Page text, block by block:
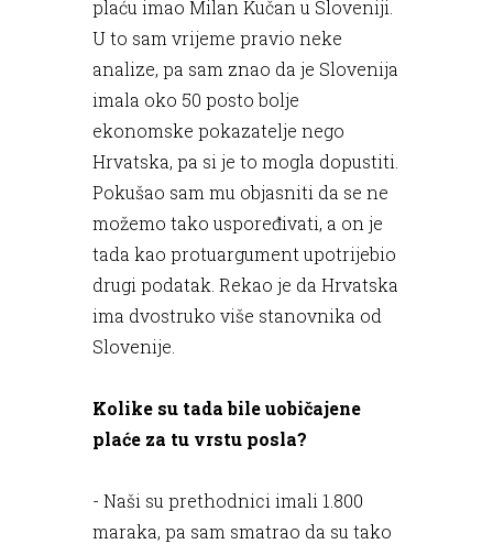
plaću imao Milan Kučan u Sloveniji.
U to sam vrijeme pravio neke
analize, pa sam znao da je Slovenija
imala oko 50 posto bolje
ekonomske pokazatelje nego
Hrvatska, pa si je to mogla dopustiti.
Pokušao sam mu objasniti da se ne
možemo tako uspoređivati, a on je
tada kao protuargument upotrijebio
drugi podatak. Rekao je da Hrvatska
ima dvostruko više stanovnika od
Slovenije.
Kolike su tada bile uobičajene
plaće za tu vrstu posla?
- Naši su prethodnici imali 1.800
maraka, pa sam smatrao da su tako